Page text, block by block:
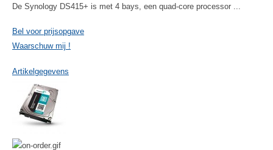
De Synology DS415+ is met 4 bays, een quad-core processor ...
Bel voor prijsopgave
Waarschuw mij !
Artikelgegevens